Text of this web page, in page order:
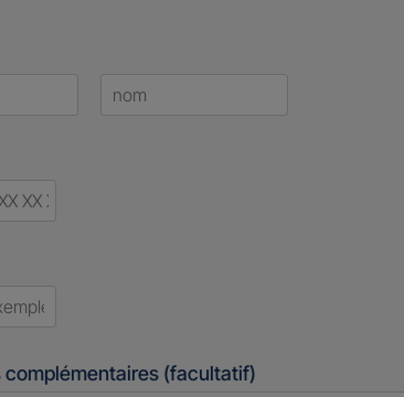
complémentaires (facultatif)